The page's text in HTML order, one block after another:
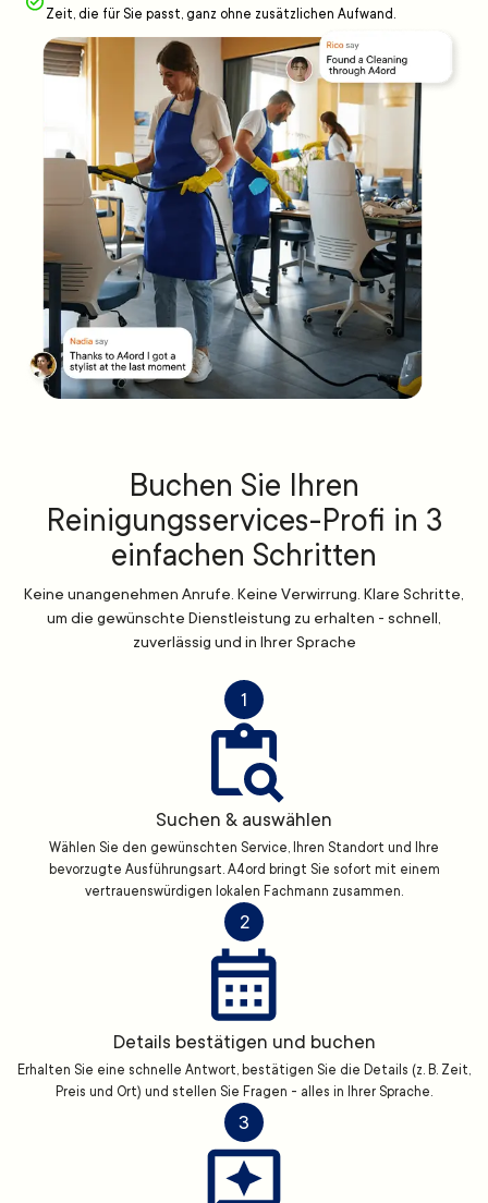
Zeit, die für Sie passt, ganz ohne zusätzlichen Aufwand.
Buchen Sie Ihren
Reinigungsservices-Profi in 3
einfachen Schritten
Keine unangenehmen Anrufe. Keine Verwirrung. Klare Schritte,
um die gewünschte Dienstleistung zu erhalten - schnell,
zuverlässig und in Ihrer Sprache
1
Suchen & auswählen
Wählen Sie den gewünschten Service, Ihren Standort und Ihre
bevorzugte Ausführungsart. A4ord bringt Sie sofort mit einem
vertrauenswürdigen lokalen Fachmann zusammen.
2
Details bestätigen und buchen
Erhalten Sie eine schnelle Antwort, bestätigen Sie die Details (z. B. Zeit,
Preis und Ort) und stellen Sie Fragen - alles in Ihrer Sprache.
3